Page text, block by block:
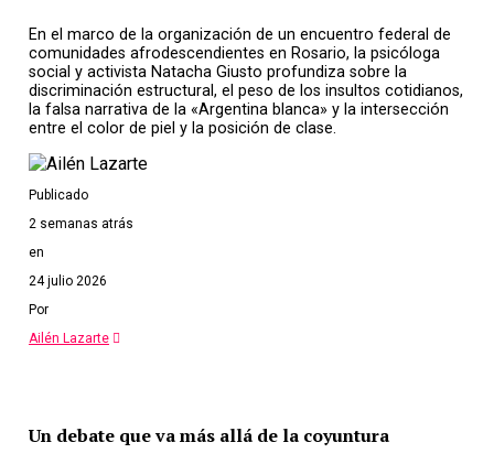
En el marco de la organización de un encuentro federal de
comunidades afrodescendientes en Rosario, la psicóloga
social y activista Natacha Giusto profundiza sobre la
discriminación estructural, el peso de los insultos cotidianos,
la falsa narrativa de la «Argentina blanca» y la intersección
entre el color de piel y la posición de clase.
Publicado
2 semanas atrás
en
24 julio 2026
Por
Ailén Lazarte
Un debate que va más allá de la coyuntura